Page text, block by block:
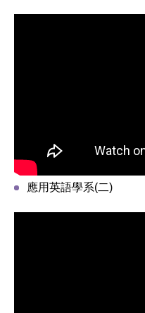
應用英語學系(二)